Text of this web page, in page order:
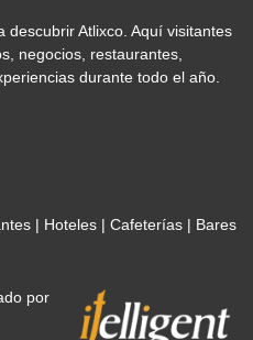
descubrir Atlixco. Aquí visitantes
negocios, restaurantes,
durante todo el año.
| Hoteles | Cafeterías | Bares
por